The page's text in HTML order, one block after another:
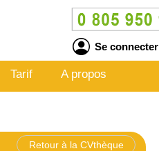
Se connecter
Tarif A propos
Retour à la CVthèque